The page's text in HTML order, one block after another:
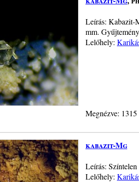
Leírás: Kabazit-
mm.
Lelőhely:
Megnézve:
kabazit-Mg
Leírás:
Lelőhely: